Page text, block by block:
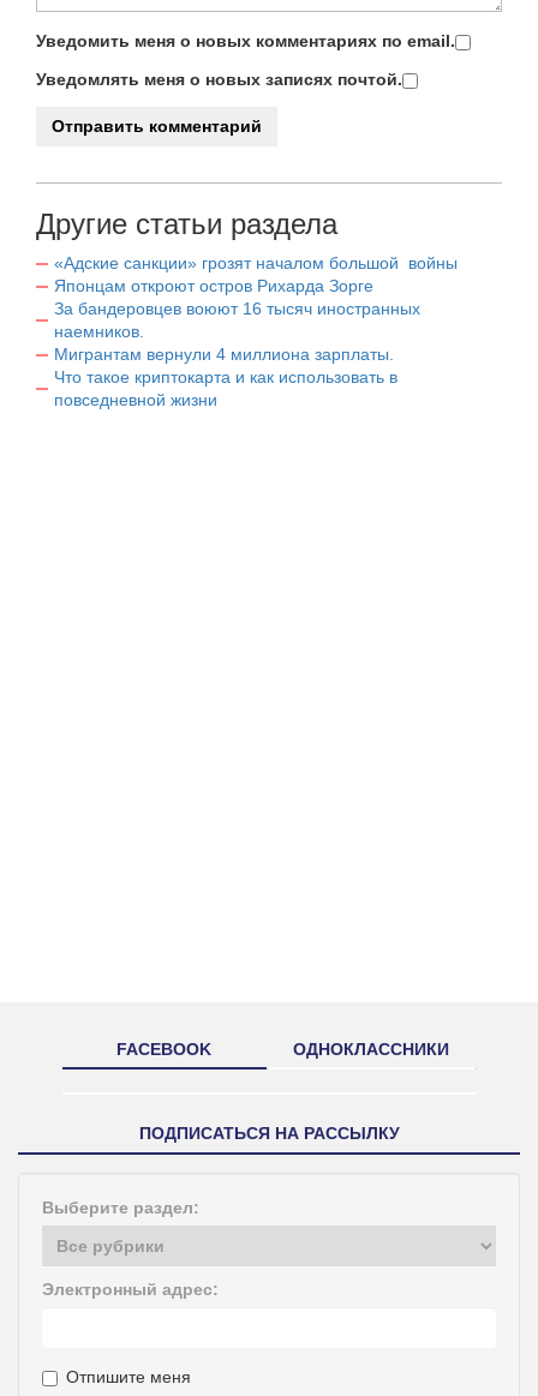
Уведомить меня о новых комментариях по email.
Уведомлять меня о новых записях почтой.
Другие статьи раздела
«Адские санкции» грозят началом большой войны
Японцам откроют остров Рихарда Зорге
За бандеровцев воюют 16 тысяч иностранных
наемников.
Мигрантам вернули 4 миллиона зарплаты.
Что такое криптокарта и как использовать в
повседневной жизни
FACEBOOK ОДНОКЛАССНИКИ
ПОДПИСАТЬСЯ НА РАССЫЛКУ
Выберите раздел:
Электронный адрес:
Отпишите меня